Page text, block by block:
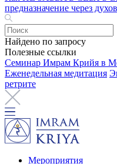
предназначение через
Найдено по запросу
Полезные ссылки
Семинар Имрам Крийя в
Еженедельная медитация
ретрите
Мероприятия